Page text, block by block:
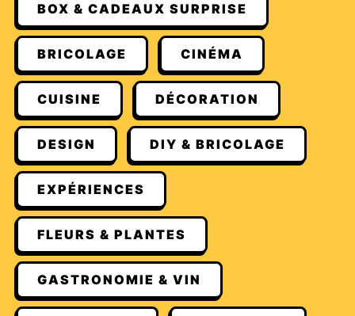
BOX & CADEAUX SURPRISE
BRICOLAGE CINÉMA
CUISINE DÉCORATION
DESIGN DIY & BRICOLAGE
EXPÉRIENCES
FLEURS & PLANTES
GASTRONOMIE & VIN